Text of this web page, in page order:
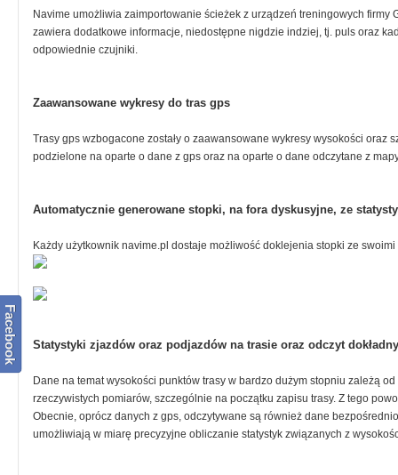
Navime umożliwia zaimportowanie ścieżek z urządzeń treningowych
zawiera dodatkowe informacje, niedostępne nigdzie indziej, tj. puls oraz
odpowiednie czujniki.
Zaawansowane wykresy do tras gps
Trasy gps wzbogacone zostały o zaawansowane wykresy wysokości oraz
podzielone na oparte o dane z gps oraz na oparte o dane odczytane z
Automatycznie generowane stopki, na fora dyskusyjne, ze
Każdy użytkownik navime.pl dostaje możliwość doklejenia stopki ze
Statystyki zjazdów oraz podjazdów na trasie oraz odczyt
Dane na temat wysokości punktów trasy w bardzo dużym stopniu zależą
rzeczywistych pomiarów, szczególnie na początku zapisu trasy. Z tego
Obecnie, oprócz danych z gps, odczytywane są również dane
umożliwiają w miarę precyzyjne obliczanie statystyk związanych z
Facebook